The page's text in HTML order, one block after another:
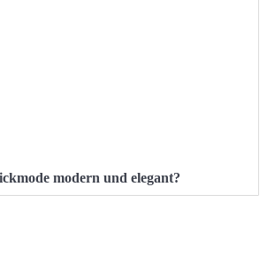
modern und elegant?